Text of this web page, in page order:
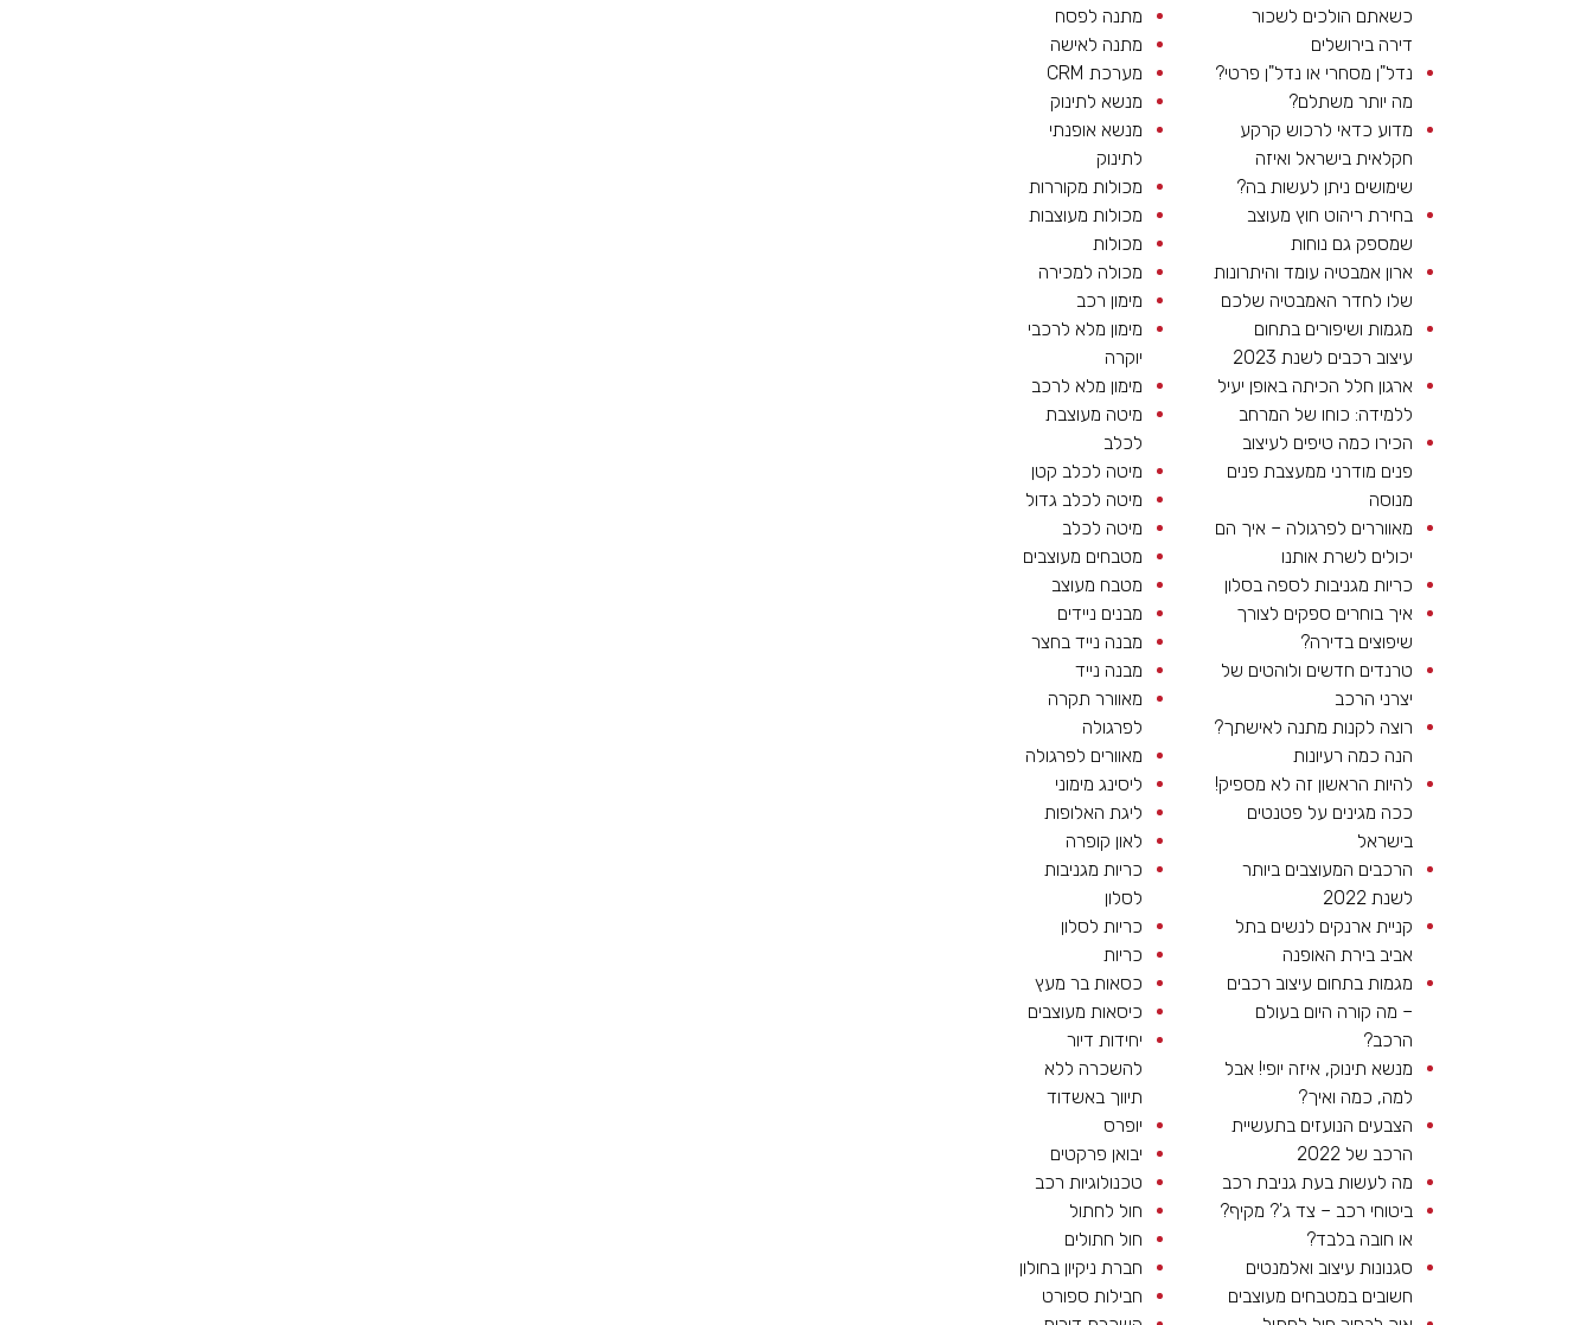
כשאתם הולכים לשכור
דירה בירושלים
נדל"ן מסחרי או נדל"ן פרטי?
מה יותר משתלם?
מדוע כדאי לרכוש קרקע
חקלאית בישראל ואיזה
שימושים ניתן לעשות בה?
בחירת ריהוט חוץ מעוצב
שמספק גם נוחות
ארון אמבטיה עומד והיתרונות
שלו לחדר האמבטיה שלכם
מגמות ושיפורים בתחום
עיצוב רכבים לשנת 2023
ארגון חלל הכיתה באופן יעיל
ללמידה: כוחו של המרחב
הכירו כמה טיפים לעיצוב
פנים מודרני ממעצבת פנים
מנוסה
מאווררים לפרגולה – איך הם
יכולים לשרת אותנו
כריות מגניבות לספה בסלון
איך בוחרים ספקים לצורך
שיפוצים בדירה?
טרנדים חדשים ולוהטים של
יצרני הרכב
רוצה לקנות מתנה לאישתך?
הנה כמה רעיונות
להיות הראשון זה לא מספיק!
ככה מגינים על פטנטים
בישראל
הרכבים המעוצבים ביותר
לשנת 2022
קניית ארנקים לנשים בתל
אביב בירת האופנה
מגמות בתחום עיצוב רכבים
– מה קורה היום בעולם
הרכב?
מנשא תינוק, איזה יופי! אבל
למה, כמה ואיך?
הצבעים הנועזים בתעשיית
הרכב של 2022
מה לעשות בעת גניבת רכב
ביטוחי רכב – צד ג'? מקיף?
או חובה בלבד?
סגנונות עיצוב ואלמנטים
חשובים במטבחים מעוצבים
מתנה לפסח
מתנה לאישה
מערכת CRM
מנשא לתינוק
מנשא אופנתי
לתינוק
מכולות מקוררות
מכולות מעוצבות
מכולות
מכולה למכירה
מימון רכב
מימון מלא לרכבי
יוקרה
מימון מלא לרכב
מיטה מעוצבת
לכלב
מיטה לכלב קטן
מיטה לכלב גדול
מיטה לכלב
מטבחים מעוצבים
מטבח מעוצב
מבנים ניידים
מבנה נייד בחצר
מבנה נייד
מאוורר תקרה
לפרגולה
מאוורים לפרגולה
ליסינג מימוני
ליגת האלופות
לאון קופרה
כריות מגניבות
לסלון
כריות לסלון
כריות
כסאות בר מעץ
כיסאות מעוצבים
יחידות דיור
להשכרה ללא
תיווך באשדוד
יופרס
יבואן פרקטים
טכנולוגיות רכב
חול לחתול
חול חתולים
חברת ניקיון בחולון
חבילות ספורט